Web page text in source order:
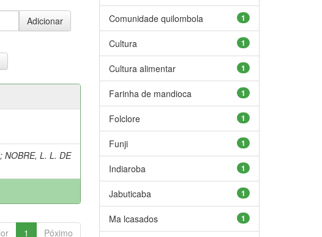
;NOBRE, L. L. DE
1 Póximo
1
Comunidade quilombola
1
Cultura
1
Cultura alimentar
1
Farinha de mandioca
1
Folclore
1
Funji
1
Indiaroba
1
Jabuticaba
1
Ma lcasados